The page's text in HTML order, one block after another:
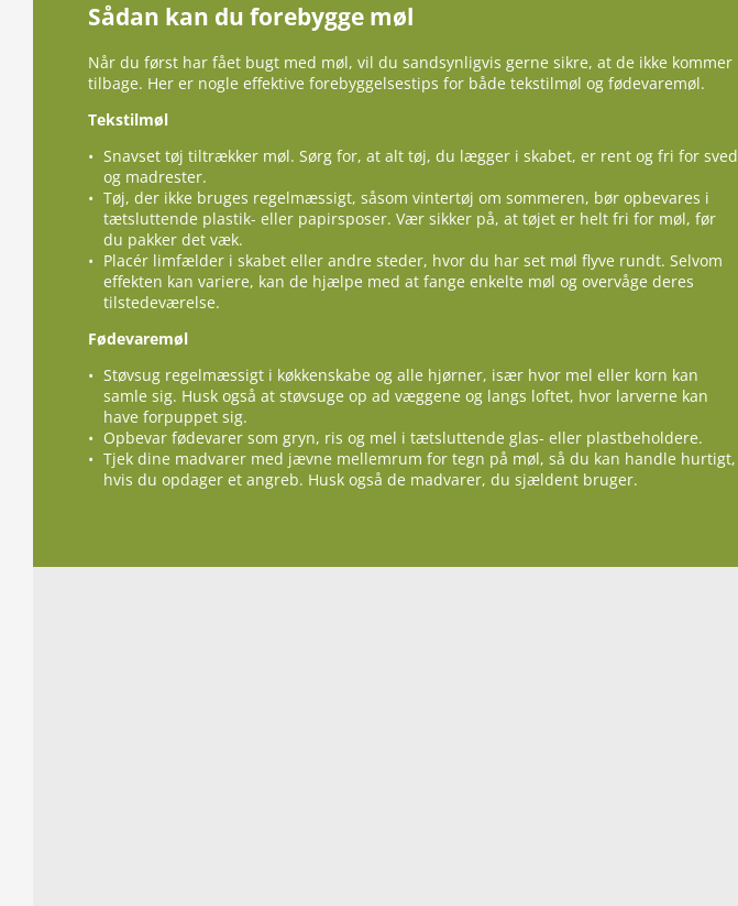
Sådan kan du forebygge møl
Når du først har fået bugt med møl, vil du sandsynligvis gerne sikre, at de ikke kommer
tilbage. Her er nogle effektive forebyggelsestips for både tekstilmøl og fødevaremøl.
Tekstilmøl
Snavset tøj tiltrækker møl. Sørg for, at alt tøj, du lægger i skabet, er rent og fri for sved
og madrester.
Tøj, der ikke bruges regelmæssigt, såsom vintertøj om sommeren, bør opbevares i
tætsluttende plastik- eller papirsposer. Vær sikker på, at tøjet er helt fri for møl, før
du pakker det væk.
Placér limfælder i skabet eller andre steder, hvor du har set møl flyve rundt. Selvom
effekten kan variere, kan de hjælpe med at fange enkelte møl og overvåge deres
tilstedeværelse.
Fødevaremøl
Støvsug regelmæssigt i køkkenskabe og alle hjørner, især hvor mel eller korn kan
samle sig. Husk også at støvsuge op ad væggene og langs loftet, hvor larverne kan
have forpuppet sig.
Opbevar fødevarer som gryn, ris og mel i tætsluttende glas- eller plastbeholdere.
Tjek dine madvarer med jævne mellemrum for tegn på møl, så du kan handle hurtigt,
hvis du opdager et angreb. Husk også de madvarer, du sjældent bruger.